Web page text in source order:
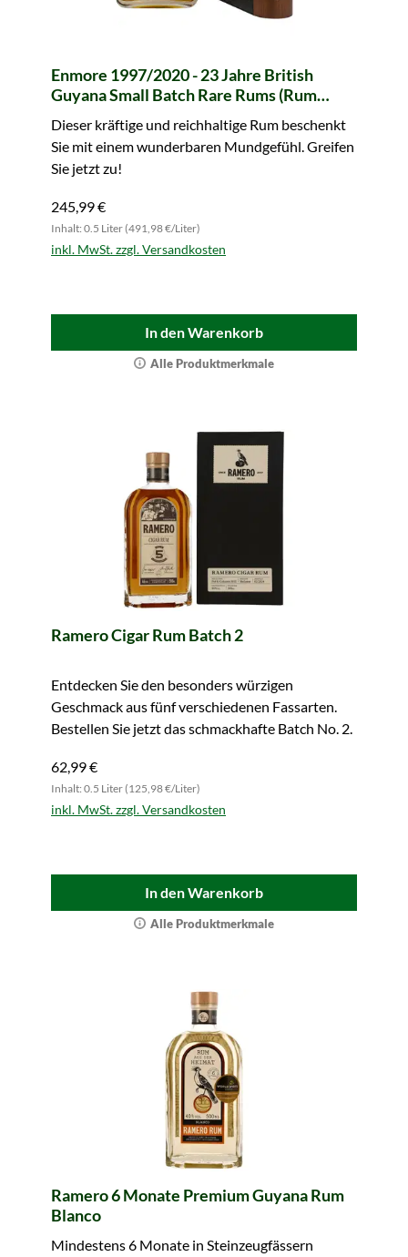
Enmore 1997/2020 - 23 Jahre British
Guyana Small Batch Rare Rums (Rum
Dieser kräftige und reichhaltige Rum beschenkt
Sie mit einem wunderbaren Mundgefühl. Greifen
Sie jetzt zu!
245,99 €
Inhalt: 0.5 Liter (491,98 €/Liter)
inkl. MwSt. zzgl. Versandkosten
In den Warenkorb
Alle Produktmerkmale
Ramero Cigar Rum Batch 2
Entdecken Sie den besonders würzigen
Geschmack aus fünf verschiedenen Fassarten.
Bestellen Sie jetzt das schmackhafte Batch No. 2.
62,99 €
Inhalt: 0.5 Liter (125,98 €/Liter)
inkl. MwSt. zzgl. Versandkosten
In den Warenkorb
Alle Produktmerkmale
Ramero 6 Monate Premium Guyana Rum
Blanco
Mindestens 6 Monate in Steinzeugfässern